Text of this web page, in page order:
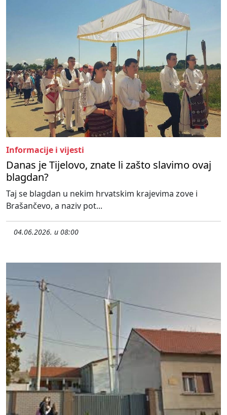
Informacije i vijesti
Danas je Tijelovo, znate li zašto slavimo ovaj
blagdan?
Taj se blagdan u nekim hrvatskim krajevima zove i
Brašančevo, a naziv pot...
04.06.2026. u 08:00